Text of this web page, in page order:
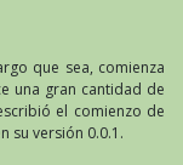
que sea, comienza
una gran cantidad de
el comienzo de
su versión 0.0.1.